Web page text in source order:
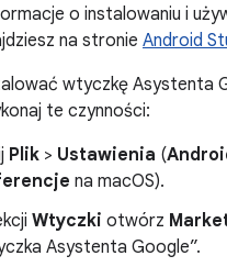
o instalowaniu i
na stronie Android
wtyczkę Asystenta
te czynności:
Plik > Ustawienia (
na macOS).
Wtyczki otwórz
Asystenta Google”.